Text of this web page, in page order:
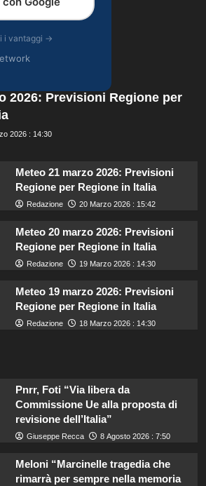
i vantaggi →
2026: Previsioni Regione per
2026 : 14:30
Meteo 21 marzo 2026: Previsioni
Regione per Regione in Italia
Redazione 20 Marzo 2026 : 15:42
Meteo 20 marzo 2026: Previsioni
Regione per Regione in Italia
Redazione 19 Marzo 2026 : 14:30
Meteo 19 marzo 2026: Previsioni
Regione per Regione in Italia
Redazione 18 Marzo 2026 : 14:30
Pnrr, Foti “Via libera da
Commissione Ue alla proposta di
revisione dell’Italia”
Giuseppe Recca 8 Agosto 2026 : 7:50
Meloni “Marcinelle tragedia che
rimarrà per sempre nella memoria